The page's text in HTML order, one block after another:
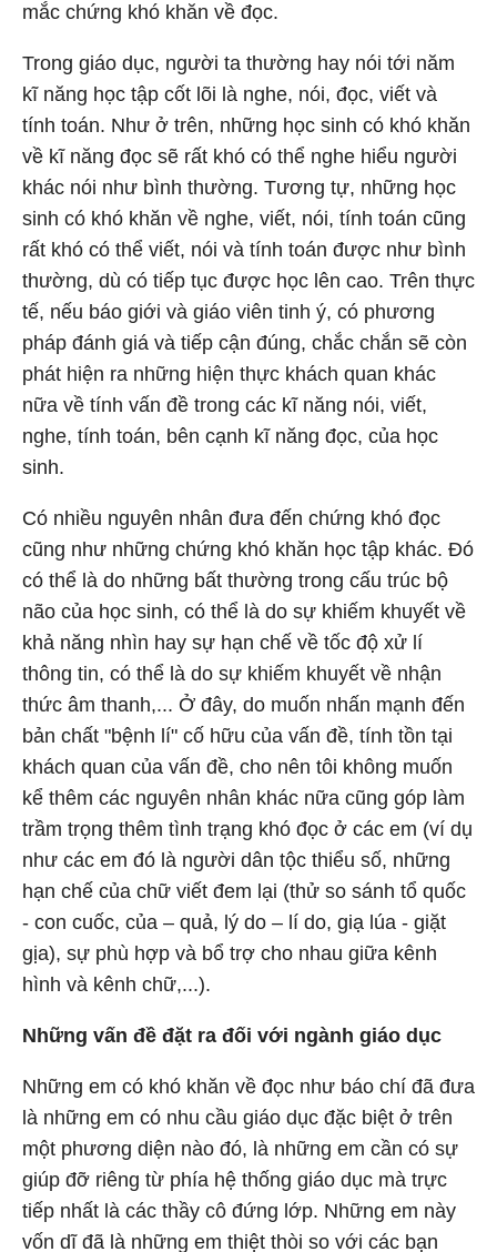
mắc chứng khó khăn về đọc.
Trong giáo dục, người ta thường hay nói tới năm
kĩ năng học tập cốt lõi là nghe, nói, đọc, viết và
tính toán. Như ở trên, những học sinh có khó khăn
về kĩ năng đọc sẽ rất khó có thể nghe hiểu người
khác nói như bình thường. Tương tự, những học
sinh có khó khăn về nghe, viết, nói, tính toán cũng
rất khó có thể viết, nói và tính toán được như bình
thường, dù có tiếp tục được học lên cao. Trên thực
tế, nếu báo giới và giáo viên tinh ý, có phương
pháp đánh giá và tiếp cận đúng, chắc chắn sẽ còn
phát hiện ra những hiện thực khách quan khác
nữa về tính vấn đề trong các kĩ năng nói, viết,
nghe, tính toán, bên cạnh kĩ năng đọc, của học
sinh.
Có nhiều nguyên nhân đưa đến chứng khó đọc
cũng như những chứng khó khăn học tập khác. Đó
có thể là do những bất thường trong cấu trúc bộ
não của học sinh, có thể là do sự khiếm khuyết về
khả năng nhìn hay sự hạn chế về tốc độ xử lí
thông tin, có thể là do sự khiếm khuyết về nhận
thức âm thanh,... Ở đây, do muốn nhấn mạnh đến
bản chất "bệnh lí" cố hữu của vấn đề, tính tồn tại
khách quan của vấn đề, cho nên tôi không muốn
kể thêm các nguyên nhân khác nữa cũng góp làm
trầm trọng thêm tình trạng khó đọc ở các em (ví dụ
như các em đó là người dân tộc thiểu số, những
hạn chế của chữ viết đem lại (thử so sánh tổ quốc
- con cuốc, của – quả, lý do – lí do, giạ lúa - giặt
gịa), sự phù hợp và bổ trợ cho nhau giữa kênh
hình và kênh chữ,...).
Những vấn đề đặt ra đối với ngành giáo dục
Những em có khó khăn về đọc như báo chí đã đưa
là những em có nhu cầu giáo dục đặc biệt ở trên
một phương diện nào đó, là những em cần có sự
giúp đỡ riêng từ phía hệ thống giáo dục mà trực
tiếp nhất là các thầy cô đứng lớp. Những em này
vốn dĩ đã là những em thiệt thòi so với các bạn